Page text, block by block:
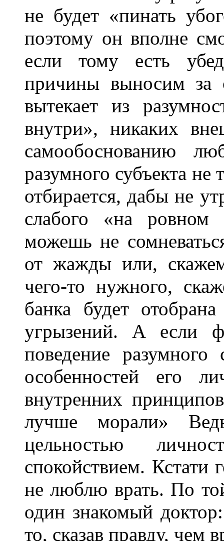
не будет «пинать
поэтому он вполне
если тому есть
причины выносим за
вытекает из
внутри», никаких
самообоснованию
разумного субъекта
отбирается, дабы не
слабого «на
можешь не
от жажды или,
чего-то нужного,
банка будет
угрызений. А если
поведение разумного
особенностей его
внутренних
лучше морали»
цельностью
спокойствием. Кстати
не люблю врать. По
один знакомый
то, сказав правду, чем